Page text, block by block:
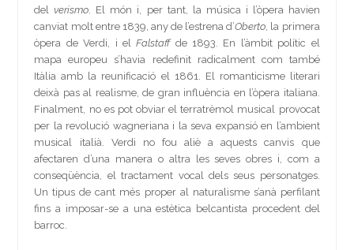
delverismo . El món i, per tant, la música i l’òpera havien
canviat molt entre 1839, any de l’estrena d’Oberto , la primera
òpera de Verdi, i elFalstaff de 1893. En l’àmbit polític el
mapa europeu s’havia redefinit radicalment com també
Itàlia amb la reunificació el 1861. El romanticisme literari
deixà pas al realisme, de gran influència en l’òpera italiana.
Finalment, no es pot obviar el terratrèmol musical provocat
per la revolució wagneriana i la seva expansió en l’ambient
musical italià. Verdi no fou aliè a aquests canvis que
afectaren d’una manera o altra les seves obres i, com a
conseqüència, el tractament vocal dels seus personatges.
Un tipus de cant més proper al naturalisme s’anà perfilant
fins a imposar-se a una estètica belcantista procedent del
barroc.